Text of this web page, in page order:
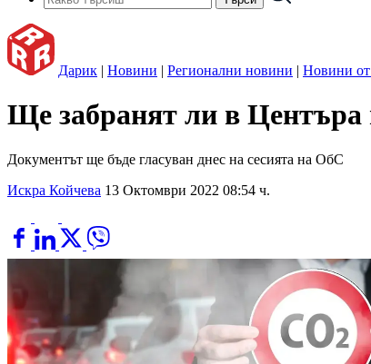
Дарик | Новини | Регионални новини | Новини
Ще забранят ли в Центъра
Документът ще бъде гласуван днес на сесията на ОбС
Искра Койчева 13 Октомври 2022 08:54 ч.